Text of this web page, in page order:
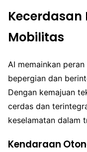
Mobilitas
AI memainkan
bepergian dan
Dengan kemajuan
cerdas dan
keselamatan dalam
Kendaraan